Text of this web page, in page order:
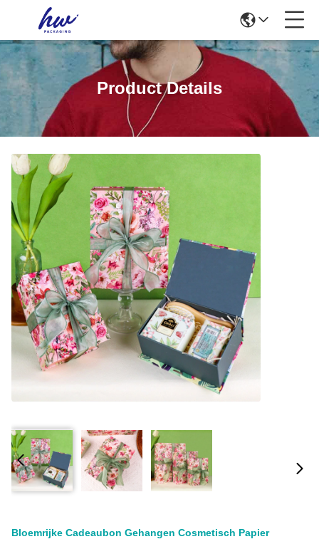
Product Details
Bloemrijke Cadeaubon Gehangen Cosmetisch Papier